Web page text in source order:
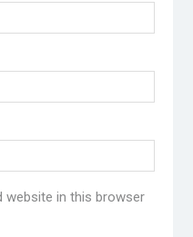
website in this browser